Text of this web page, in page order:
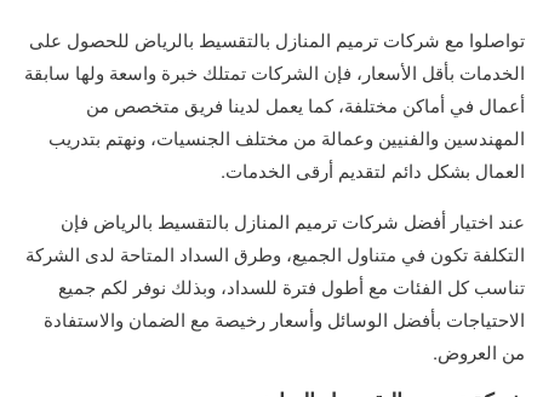
تواصلوا مع شركات ترميم المنازل بالتقسيط بالرياض للحصول على
الخدمات بأقل الأسعار، فإن الشركات تمتلك خبرة واسعة ولها سابقة
أعمال في أماكن مختلفة، كما يعمل لدينا فريق متخصص من
المهندسين والفنيين وعمالة من مختلف الجنسيات، ونهتم بتدريب
العمال بشكل دائم لتقديم أرقى الخدمات.
عند اختيار أفضل شركات ترميم المنازل بالتقسيط بالرياض فإن
التكلفة تكون في متناول الجميع، وطرق السداد المتاحة لدى الشركة
تناسب كل الفئات مع أطول فترة للسداد، وبذلك نوفر لكم جميع
الاحتياجات بأفضل الوسائل وأسعار رخيصة مع الضمان والاستفادة
من العروض.